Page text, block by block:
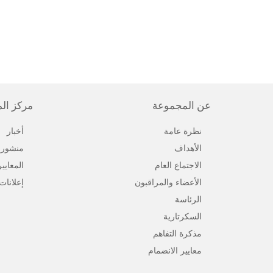
مركز
أخبار
عن المجموعة
نظرة عامة
الأهداف
الاجتماع العام
الأعضاء والمراقبون
الرئاسة
السكرتارية
مذكرة التفاهم
معايير الانضمام